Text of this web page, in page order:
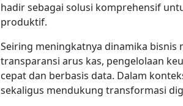
hadir sebagai solusi komprehensif
produktif.
Seiring meningkatnya dinamika
transparansi arus kas, pengelolaan
cepat dan berbasis data. Dalam
sekaligus mendukung transformasi